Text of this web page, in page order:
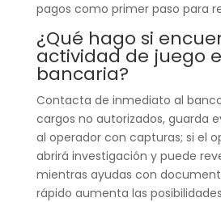
pagos como primer paso para
¿Qué hago si
actividad de juego
bancaria?
Contacta de inmediato al
cargos no autorizados, guarda
al operador con capturas; si el
abrirá investigación y puede
mientras ayudas con
rápido aumenta las